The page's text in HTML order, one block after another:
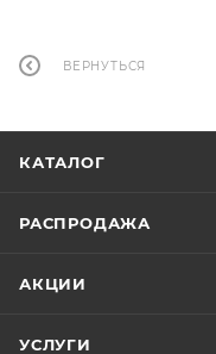
ВЕРНУТЬСЯ
КАТАЛОГ
РАСПРОДАЖА
АКЦИИ
УСЛУГИ